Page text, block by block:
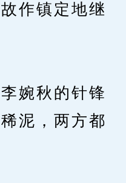
作镇定地继
婉秋的针锋
泥，两方都